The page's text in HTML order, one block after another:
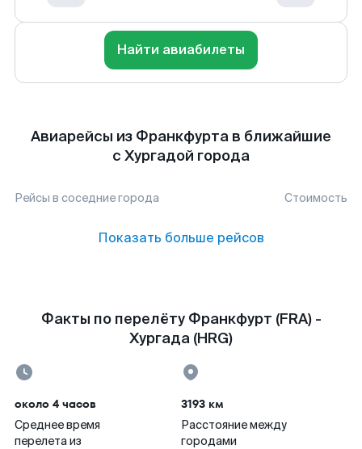
Найти авиабилеты
Авиарейсы из Франкфурта в ближайшие
с Хургадой города
Рейсы в соседние города Стоимость
Показать больше рейсов
Факты по перелёту Франкфурт (FRA) -
Хургада (HRG)
около 4 часов
Среднее время
перелета из
3193 км
Расстояние между
городами